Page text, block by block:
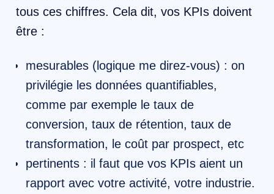
tous ces chiffres. Cela dit, vos KPIs doivent
être :
​mesurables (logique me direz-vous) : on
privilégie les données quantifiables,
comme par exemple le taux de
conversion, taux de rétention, taux de
transformation, le coût par prospect, etc
pertinents : il faut que vos KPIs aient un
rapport avec votre activité, votre industrie.